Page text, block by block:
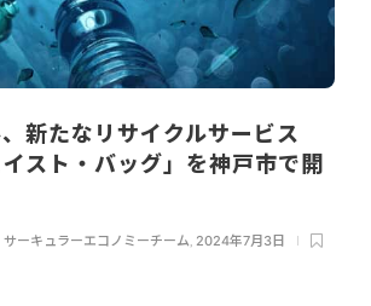
新たなリサイクルサービス
イスト・バッグ」を神戸市で開
ーキュラーエコノミーチーム, 2024年7月3日